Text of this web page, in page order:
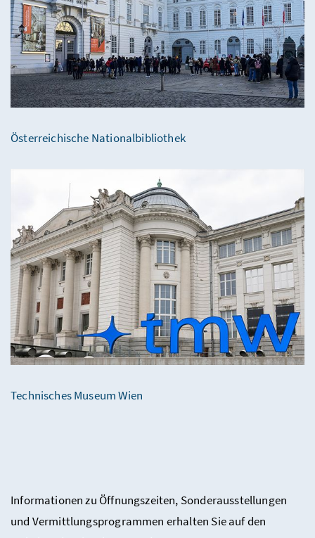
Österreichische Nationalbibliothek
Technisches Museum Wien
Informationen zu Öffnungszeiten, Sonderausstellungen
und Vermittlungsprogrammen erhalten Sie auf den